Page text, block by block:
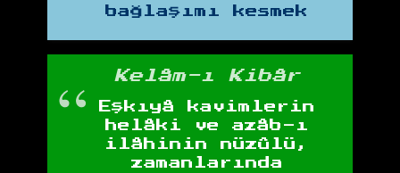
bağlaşımı kesmek
Kelâm-ı Kibâr
Eşkıyâ kavimlerin
helâki ve azâb-ı
ilâhinin nüzûlü,
zamanlarında